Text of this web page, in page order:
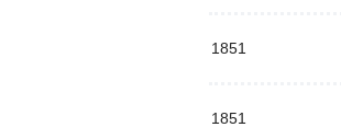
1851
1851